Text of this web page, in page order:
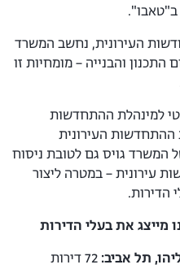
ב"טאבו".
העירונית, נחשב המשרד
והבנייה – מומחיות זו
למינהלת ההתחדשות
ההתחדשות העירונית
המשרד גויס גם לטובת ניסוח
עירונית – במטרה ליצור
הדירות.
מייצג את בעלי הדירות
72 דירות